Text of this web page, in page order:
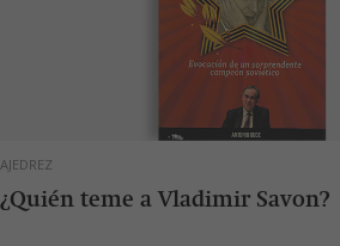
AJEDREZ
¿Quién teme a Vladimir Savon?